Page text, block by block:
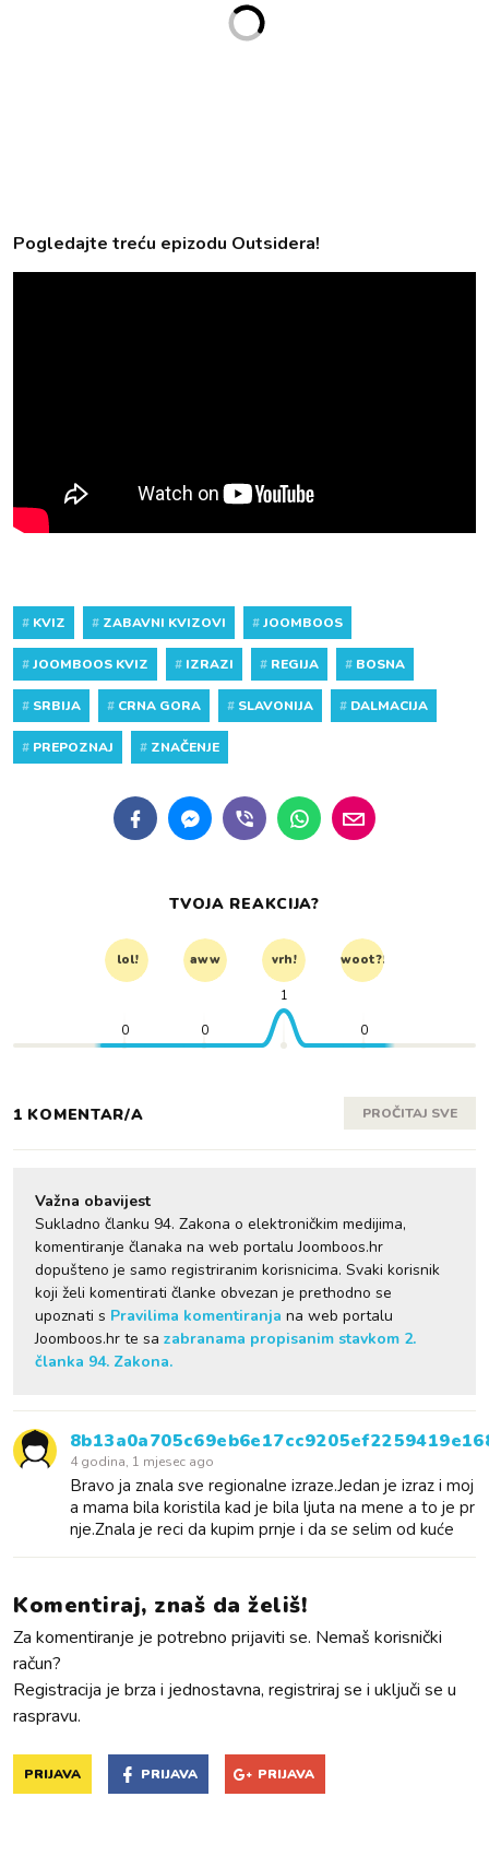
Pogledajte treću epizodu Outsidera!
# KVIZ # ZABAVNI KVIZOVI #JOOMBOOS
#JOOMBOOS KVIZ # IZRAZI # REGIJA # BOSNA
# SRBIJA # CRNA GORA # SLAVONIJA # DALMACIJA
# PREPOZNAJ # ZNAČENJE
TVOJA REAKCIJA?
lol! aww vrh! woot?!
0 0
1
0
1 KOMENTAR/A PROČITAJ SVE
Važna obavijest
Sukladno članku 94. Zakona o elektroničkim medijima,
komentiranje članaka na web portalu Joomboos.hr
dopušteno je samo registriranim korisnicima. Svaki korisnik
koji želi komentirati članke obvezan je prethodno se
upoznati s Pravilima komentiranja na web portalu
Joomboos.hr te sa zabranama propisanim stavkom 2.
članka 94. Zakona.
4 godina, 1 mjesec ago
Bravo ja znala sve regionalne izraze.Jedan je izraz i moj
a mama bila koristila kad je bila ljuta na mene a to je pr
nje.Znala je reci da kupim prnje i da se selim od kuće
Komentiraj, znaš da želiš!
Za komentiranje je potrebno prijaviti se. Nemaš korisnički
račun?
Registracija je brza i jednostavna, registriraj se i uključi se u
raspravu.
PRIJAVA PRIJAVA PRIJAVA